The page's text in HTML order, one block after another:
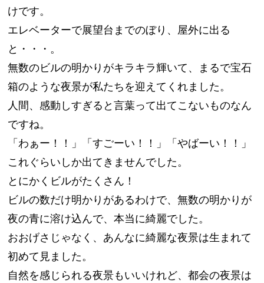
けです。
エレベーターで展望台までのぼり、屋外に出る
と・・・。
無数のビルの明かりがキラキラ輝いて、まるで宝石
箱のような夜景が私たちを迎えてくれました。
人間、感動しすぎると言葉って出てこないものなん
ですね。
「わぁー！！」「すごーい！！」「やばーい！！」
これぐらいしか出てきませんでした。
とにかくビルがたくさん！
ビルの数だけ明かりがあるわけで、無数の明かりが
夜の青に溶け込んで、本当に綺麗でした。
おおげさじゃなく、あんなに綺麗な夜景は生まれて
初めて見ました。
自然を感じられる夜景もいいけれど、都会の夜景は